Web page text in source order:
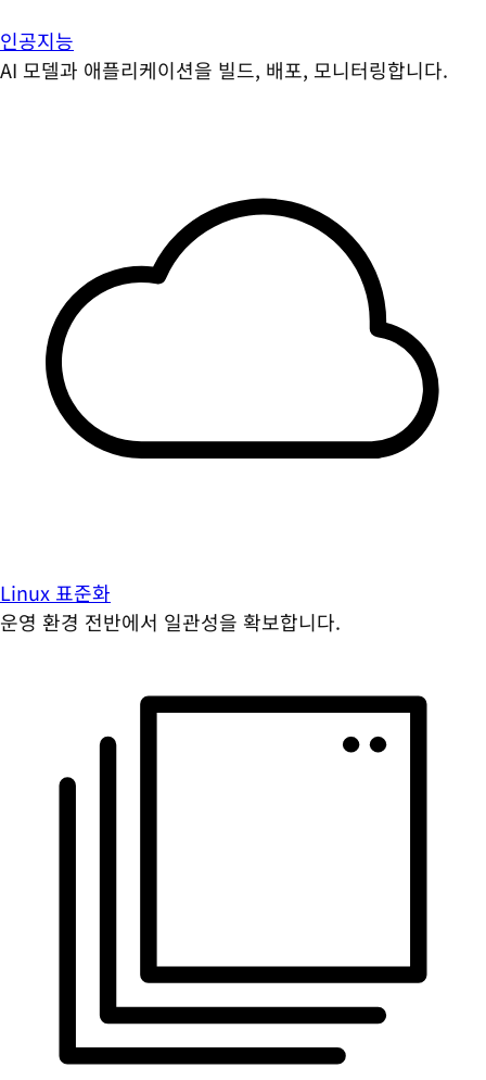
인공지능
AI 모델과 애플리케이션을 빌드, 배포, 모니터링합니다.
Linux 표준화
운영 환경 전반에서 일관성을 확보합니다.